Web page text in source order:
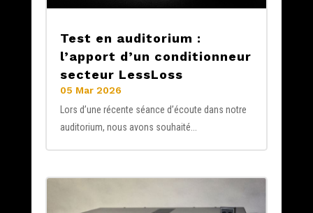
Test en auditorium :
l’apport d’un conditionneur
secteur LessLoss
05 Mar 2026
Lors d’une récente séance d’écoute dans notre
auditorium, nous avons souhaité...